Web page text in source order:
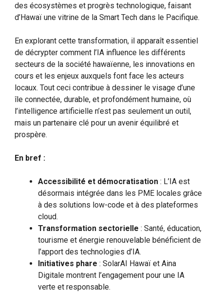
des écosystèmes et progrès technologique, faisant
d’Hawaï une vitrine de la Smart Tech dans le Pacifique.
En explorant cette transformation, il apparaît essentiel
de décrypter comment l’IA influence les différents
secteurs de la société hawaïenne, les innovations en
cours et les enjeux auxquels font face les acteurs
locaux. Tout ceci contribue à dessiner le visage d’une
île connectée, durable, et profondément humaine, où
l’intelligence artificielle n’est pas seulement un outil,
mais un partenaire clé pour un avenir équilibré et
prospère.
En bref :
Accessibilité et démocratisation : L’IA est
désormais intégrée dans les PME locales grâce
à des solutions low-code et à des plateformes
cloud.
Transformation sectorielle : Santé, éducation,
tourisme et énergie renouvelable bénéficient de
l’apport des technologies d’IA.
Initiatives phare : SolarAI Hawaï et Aina
Digitale montrent l’engagement pour une IA
verte et responsable.